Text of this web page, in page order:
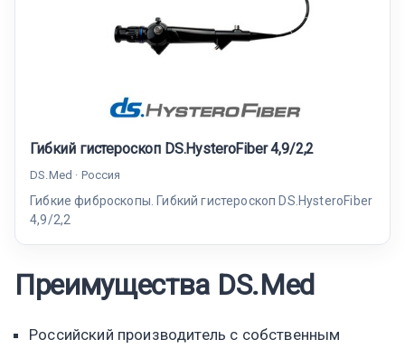
Гибкий гистероскоп DS.HysteroFiber 4,9/2,2
DS.Med · Россия
Гибкие фиброскопы. Гибкий гистероскоп DS.HysteroFiber
4,9/2,2
Преимущества DS.Med
Российский производитель с собственным